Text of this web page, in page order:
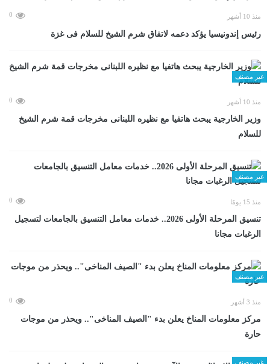
منذ 10 أشهر 0
رئيس إندونيسيا يؤكد دعمه لاتفاق شرم الشيخ للسلام فى غزة
غير مصنف
منذ 10 أشهر 0
وزير الخارجية يبحث هاتفيا مع نظيره اللبنانى مخرجات قمة شرم الشيخ
للسلام
غير مصنف
منذ 15 يومًا 0
تنسيق المرحلة الأولى 2026.. خدمات معامل التنسيق بالجامعات لتسجيل
الرغبات مجانا
غير مصنف
منذ 3 أشهر 0
مركز معلومات المناخ يعلن بدء "الصيف المناخى".. ويحذر من موجات
حارة
غير مصنف